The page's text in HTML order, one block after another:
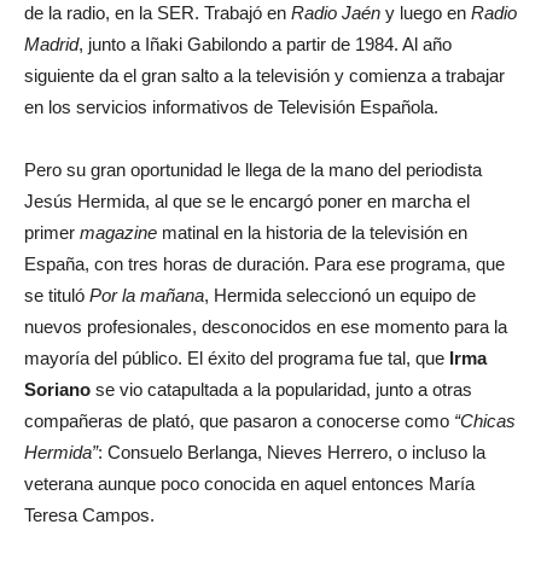
de la radio, en la SER. Trabajó en Radio Jaén y luego en Radio
Madrid, junto a Iñaki Gabilondo a partir de 1984. Al año
siguiente da el gran salto a la televisión y comienza a trabajar
en los servicios informativos de Televisión Española.
Pero su gran oportunidad le llega de la mano del periodista
Jesús Hermida, al que se le encargó poner en marcha el
primer magazine matinal en la historia de la televisión en
España, con tres horas de duración. Para ese programa, que
se tituló Por la mañana, Hermida seleccionó un equipo de
nuevos profesionales, desconocidos en ese momento para la
mayoría del público. El éxito del programa fue tal, que Irma
Soriano se vio catapultada a la popularidad, junto a otras
compañeras de plató, que pasaron a conocerse como “Chicas
Hermida”: Consuelo Berlanga, Nieves Herrero, o incluso la
veterana aunque poco conocida en aquel entonces María
Teresa Campos.